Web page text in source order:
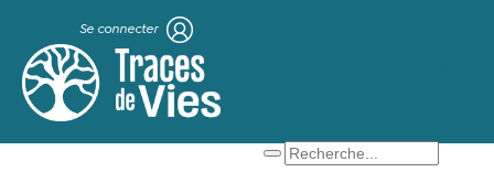
Se connecter